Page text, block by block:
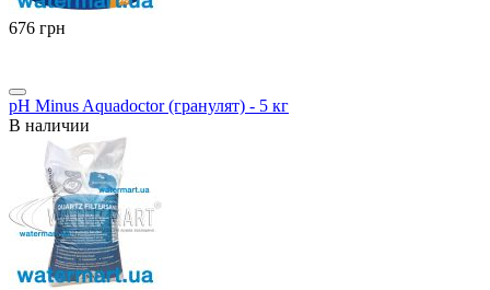
‍676‍ грн
pH Minus Aquadoctor (гранулят) - 5 кг
В наличии